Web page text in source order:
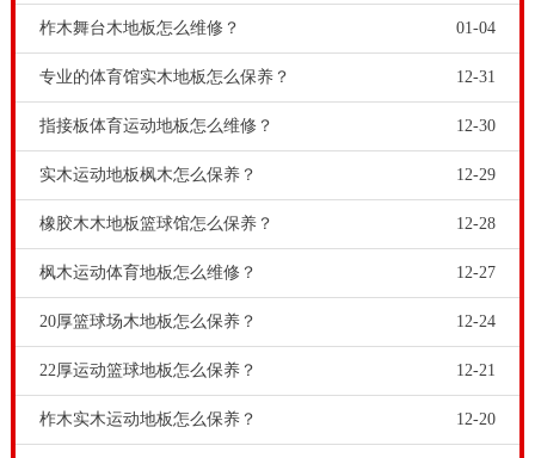
柞木舞台木地板怎么维修？ 01-04
专业的体育馆实木地板怎么保养？ 12-31
指接板体育运动地板怎么维修？ 12-30
实木运动地板枫木怎么保养？ 12-29
橡胶木木地板篮球馆怎么保养？ 12-28
枫木运动体育地板怎么维修？ 12-27
20厚篮球场木地板怎么保养？ 12-24
22厚运动篮球地板怎么保养？ 12-21
柞木实木运动地板怎么保养？ 12-20